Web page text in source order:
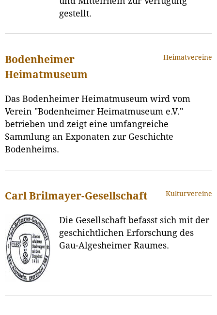
gestellt.
Heimatvereine
Bodenheimer
Heimatmuseum
Das Bodenheimer Heimatmuseum wird vom
Verein "Bodenheimer Heimatmuseum e.V."
betrieben und zeigt eine umfangreiche
Sammlung an Exponaten zur Geschichte
Bodenheims.
Kulturvereine
Carl Brilmayer-Gesellschaft
Die Gesellschaft befasst sich mit der
geschichtlichen Erforschung des
Gau-Algesheimer Raumes.